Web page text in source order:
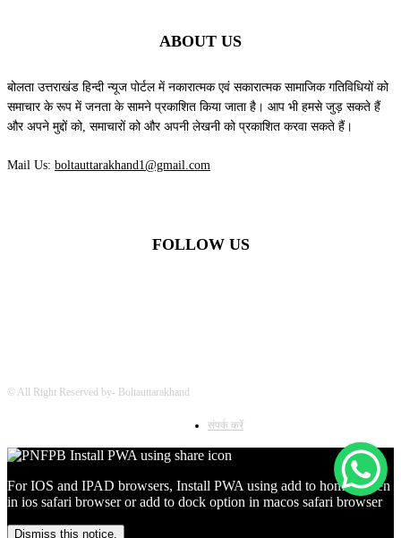
ABOUT US
बोलता उत्तराखंड हिन्दी न्यूज पोर्टल में नकारात्मक एवं सकारात्मक सामाजिक गतिविधियों को
समाचार के रूप में जनता के सामने प्रकाशित किया जाता है। आप भी हमसे जुड़ सकते हैं
और अपने मुद्दों को, समाचारों को और अपनी लेखनी को प्रकाशित करवा सकते हैं।
Mail Us: boltauttarakhand1@gmail.com
FOLLOW US
© All Right Reserved by- Boltauttarakhand
संपर्क करें
For IOS and IPAD browsers, Install PWA using add to home screen
in ios safari browser or add to dock option in macos safari browser
Dismiss this notice.